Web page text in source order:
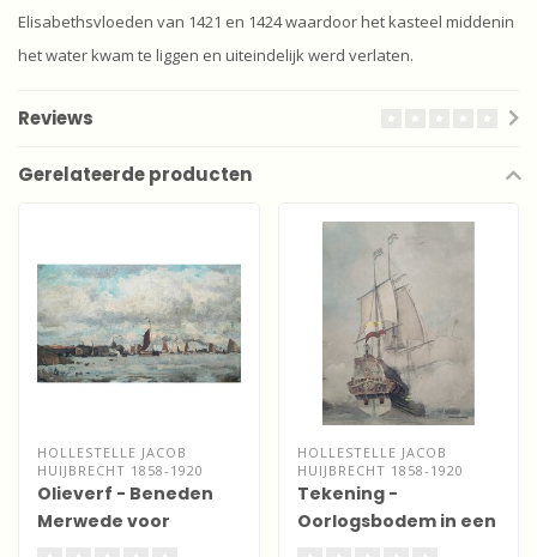
Elisabethsvloeden van 1421 en 1424 waardoor het kasteel middenin
het water kwam te liggen en uiteindelijk werd verlaten.
Reviews
Gerelateerde producten
HOLLESTELLE JACOB
HUIJBRECHT 1858-1920
Olieverf - Beneden
Merwede voor
HOLLESTELLE JACOB
HUIJBRECHT 1858-1920
Tekening -
Oorlogsbodem in een